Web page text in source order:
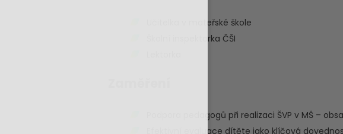
Učitelka v mateřské škole
Školní inspektorka ČŠI
Podpora pedagogů při realizaci ŠVP v MŠ –
Efektivní evaluace dítěte jako klíčová